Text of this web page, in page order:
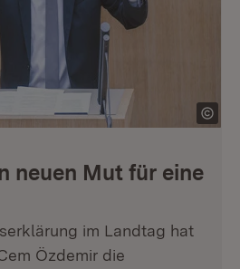
neuen Mut für eine
im Landtag hat
Özdemir die